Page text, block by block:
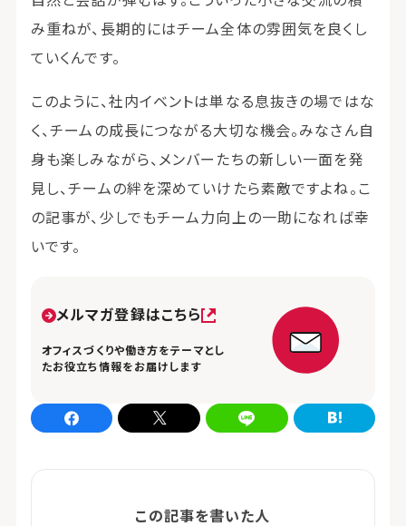
み重ねが、長期的にはチーム全体の雰囲気を良くし
ていくんです。
このように、社内イベントは単なる息抜きの場ではな
く、チームの成長につながる大切な機会。みなさん自
身も楽しみながら、メンバーたちの新しい一面を発
見し、チームの絆を深めていけたら素敵ですよね。こ
の記事が、少しでもチーム力向上の一助になれば幸
いです。
メルマガ登録はこちら
オフィスづくりや働き方をテーマとし
たお役立ち情報をお届けします
この記事を書いた人